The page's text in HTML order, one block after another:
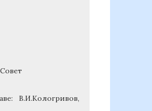
В.И.Кологривов,